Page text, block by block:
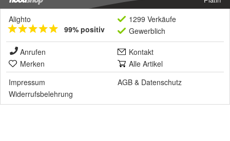
Alighto
99% positiv
1299 Verkäufe
Gewerblich
Anrufen
Kontakt
Merken
Alle Artikel
Impressum
AGB & Datenschutz
Widerrufsbelehrung